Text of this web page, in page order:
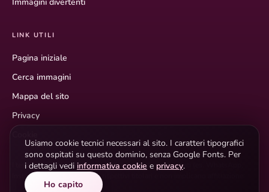
LINK UTILI
Pagina iniziale
Cerca immagini
Mappa del sito
Privacy
I testi descrittivi hanno scopo informativo. I marchi citati (es. WhatsApp,
Instagram) appartengono ai rispettivi titolari e non implicano affiliazione.
Usiamo cookie tecnici necessari al sito. I caratteri tipografici
sono ospitati su questo dominio, senza Google Fonts. Per
i dettagli vedi informativa cookie e privacy.
Ho capito